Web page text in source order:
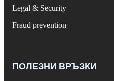
Legal & Security
Fraud prevention
ПОЛЕЗНИ ВРЪЗКИ